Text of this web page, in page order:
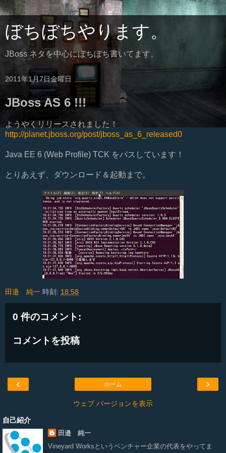
ぼちぼちやります。
JBoss ネタを中心にぼちぼち書いてます。
2011年1月7日金曜日
JBoss AS 6 !!!
ようやくリリースされました！
http://planet.jboss.org/post/jboss_as_6_released0
Java EE 6 (Web Profile) TCK をパスしています！
とりあえず、ダウンロード＆起動まで。
田邉 純一 時刻: 18:58
0 件のコメント:
コメントを投稿
‹ ›
ホーム
ウェブ バージョンを表示
自己紹介
田邉 純一
Vineyard Works というベンチャー企業の代表をやってま